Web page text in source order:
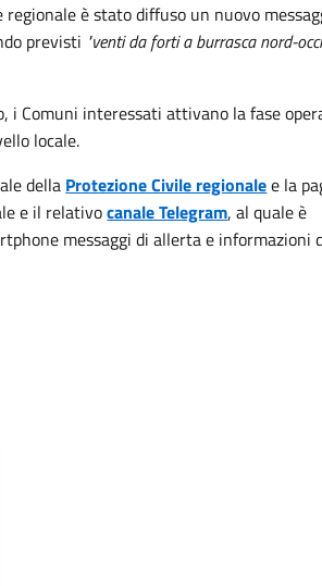
è stato diffuso un nuovo
previsti "venti da forti a burrasca nord-
i Comuni interessati attivano la fase
locale.
della Protezione Civile regionalee la
e il relativocanale Telegram, al quale è
messaggi di allerta e informazioni